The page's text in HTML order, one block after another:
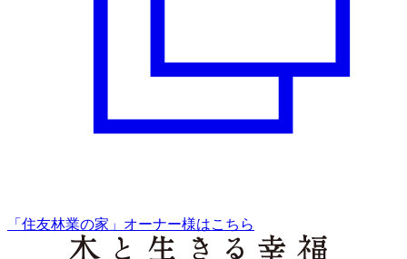
「住友林業の家」オーナー様はこちら